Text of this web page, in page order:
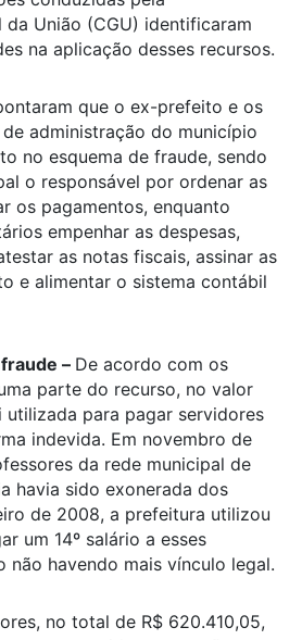
da União (CGU) identificaram
na aplicação desses recursos.
que o ex-prefeito e os
administração do município
no esquema de fraude, sendo
o responsável por ordenar as
os pagamentos, enquanto
empenhar as despesas,
as notas fiscais, assinar as
e alimentar o sistema contábil
– De acordo com os
parte do recurso, no valor
utilizada para pagar servidores
indevida. Em novembro de
da rede municipal de
havia sido exonerada dos
de 2008, a prefeitura utilizou
um 14º salário a esses
não havendo mais vínculo legal.
no total de R$ 620.410,05,